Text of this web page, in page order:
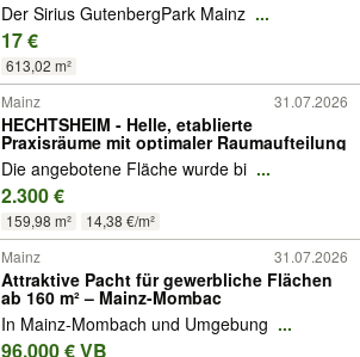
Der Sirius GutenbergPark Mainz ...
17 €
613,02 m²
Mainz 31.07.2026
HECHTSHEIM - Helle, etablierte
Praxisräume mit optimaler Raumaufteilung
Die angebotene Fläche wurde bi ...
2.300 €
159,98 m² 14,38 €/m²
Mainz 31.07.2026
Attraktive Pacht für gewerbliche Flächen
ab 160 m² – Mainz-Mombac
In Mainz-Mombach und Umgebung ...
96.000 € VB